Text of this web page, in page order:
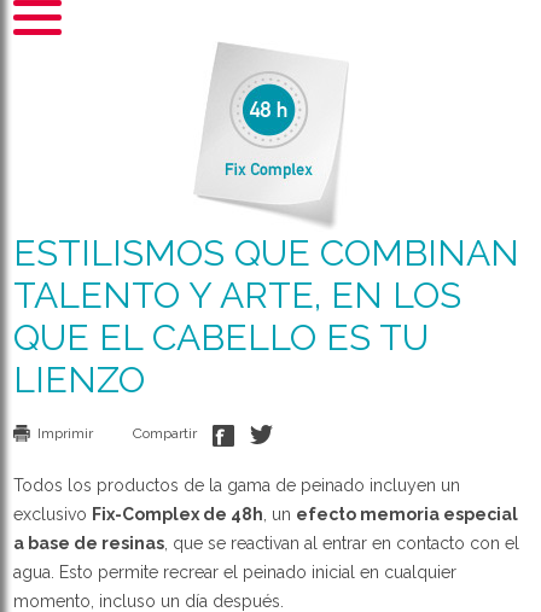
ESTILISMOS QUE COMBINAN
TALENTO Y ARTE, EN LOS
QUE EL CABELLO ES TU
LIENZO
Imprimir Compartir
Todos los productos de la gama de peinado incluyen un
exclusivo Fix-Complex de 48h , un efecto memoria especial
a base de resinas , que se reactivan al entrar en contacto con el
agua. Esto permite recrear el peinado inicial en cualquier
momento, incluso un día después.